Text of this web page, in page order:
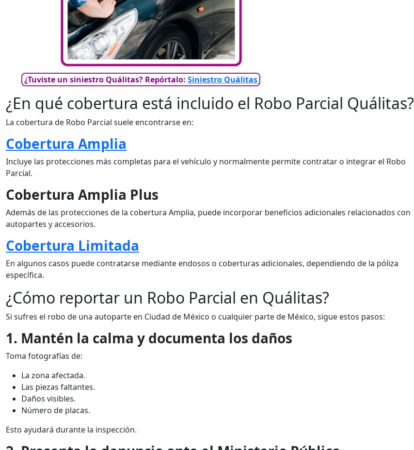
¿Tuviste un siniestro Quálitas? Repórtalo: Siniestro Quálitas
¿En qué cobertura está incluido el Robo Parcial Quálitas?
La cobertura de Robo Parcial suele encontrarse en:
Cobertura Amplia
Incluye las protecciones más completas para el vehículo y normalmente permite contratar o integrar el Robo
Parcial.
Cobertura Amplia Plus
Además de las protecciones de la cobertura Amplia, puede incorporar beneficios adicionales relacionados con
autopartes y accesorios.
Cobertura Limitada
En algunos casos puede contratarse mediante endosos o coberturas adicionales, dependiendo de la póliza
específica.
¿Cómo reportar un Robo Parcial en Quálitas?
Si sufres el robo de una autoparte en Ciudad de México o cualquier parte de México, sigue estos pasos:
1. Mantén la calma y documenta los daños
Toma fotografías de:
La zona afectada.
Las piezas faltantes.
Daños visibles.
Número de placas.
Esto ayudará durante la inspección.